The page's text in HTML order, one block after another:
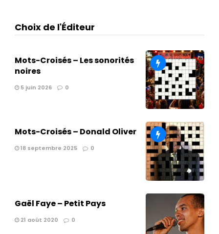
Choix de l'Éditeur
Mots-Croisés – Les sonorités
noires
5 juin 2026 0
Mots-Croisés – Donald Oliver
18 septembre 2025 0
Gaël Faye – Petit Pays
21 août 2020 0